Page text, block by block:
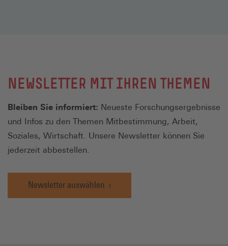
NEWSLETTER MIT IHREN THEMEN
Bleiben Sie informiert: Neueste Forschungsergebnisse
und Infos zu den Themen Mitbestimmung, Arbeit,
Soziales, Wirtschaft. Unsere Newsletter können Sie
jederzeit abbestellen.
Newsletter auswählen